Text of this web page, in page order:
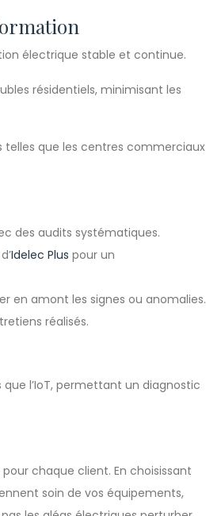
électrique stable et continue.
résidentiels, minimisant les
que les centres commerciaux
des audits systématiques.
Idelec Plus pour un
en amont les signes ou anomalies.
réalisés.
que l’IoT, permettant un diagnostic
chaque client. En choisissant
soin de vos équipements,